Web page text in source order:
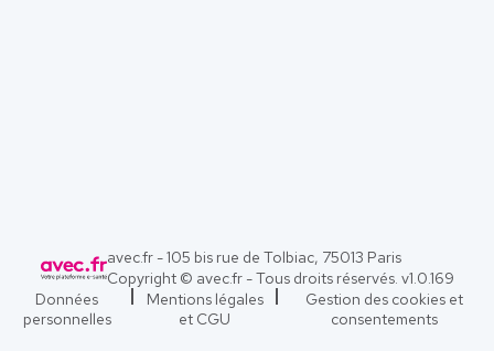
avec.fr - 105 bis rue de Tolbiac, 75013 Paris
Copyright © avec.fr - Tous droits réservés. v1.0.169
Données
personnelles
Mentions légales
et CGU
Gestion des cookies et
consentements